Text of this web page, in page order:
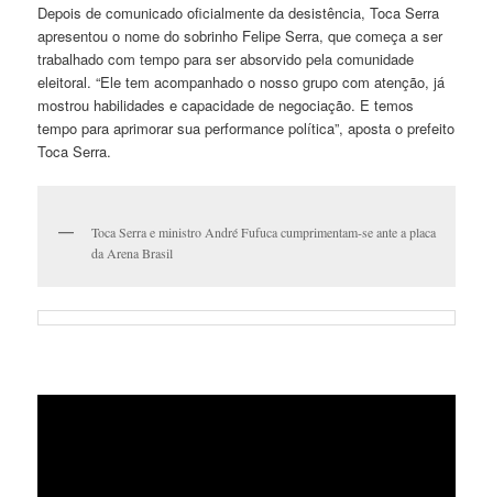
Depois de comunicado oficialmente da desistência, Toca Serra
apresentou o nome do sobrinho Felipe Serra, que começa a ser
trabalhado com tempo para ser absorvido pela comunidade
eleitoral. “Ele tem acompanhado o nosso grupo com atenção, já
mostrou habilidades e capacidade de negociação. E temos
tempo para aprimorar sua performance política”, aposta o prefeito
Toca Serra.
Toca Serra e ministro André Fufuca cumprimentam-se ante a placa
da Arena Brasil